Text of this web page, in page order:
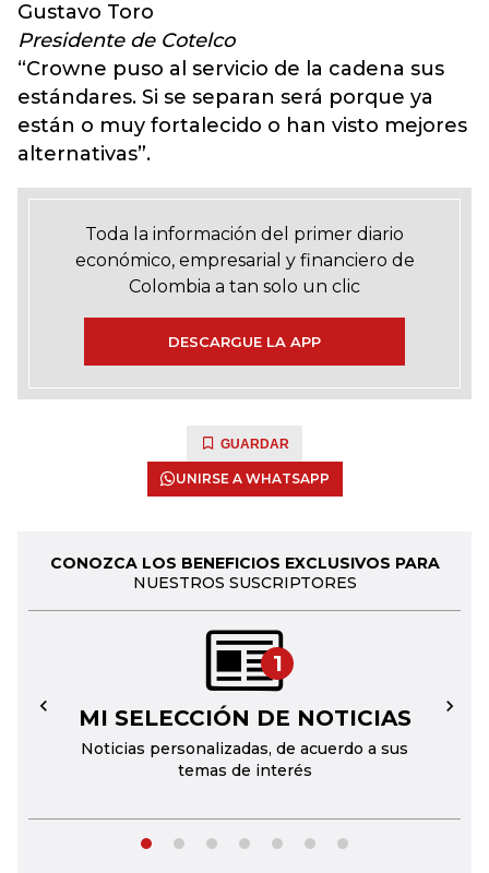
Gustavo Toro
Presidente de Cotelco
“Crowne puso al servicio de la cadena sus
estándares. Si se separan será porque ya
están o muy fortalecido o han visto mejores
alternativas”.
Toda la información del primer diario
económico, empresarial y financiero de
Colombia a tan solo un clic
DESCARGUE LA APP
GUARDAR
UNIRSE A WHATSAPP
CONOZCA LOS BENEFICIOS EXCLUSIVOS PARA
NUESTROS SUSCRIPTORES
1
MI SELECCIÓN DE NOTICIAS
Noticias personalizadas, de acuerdo a sus
temas de interés
← →